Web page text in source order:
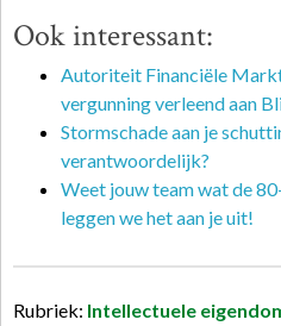
Ook interessant:
Autoriteit Financiële
vergunning verleend aan
Stormschade aan je
verantwoordelijk?
Weet jouw team wat de
leggen we het aan je uit!
Rubriek: Intellectuele